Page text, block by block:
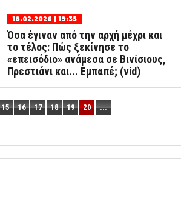
18.02.2026 | 19:35
Όσα έγιναν από την αρχή μέχρι και
το τέλος: Πώς ξεκίνησε το
«επεισόδιο» ανάμεσα σε Βινίσιους,
Πρεστιάνι και... Εμπαπέ; (vid)
15 16 17 18 19 20 ...